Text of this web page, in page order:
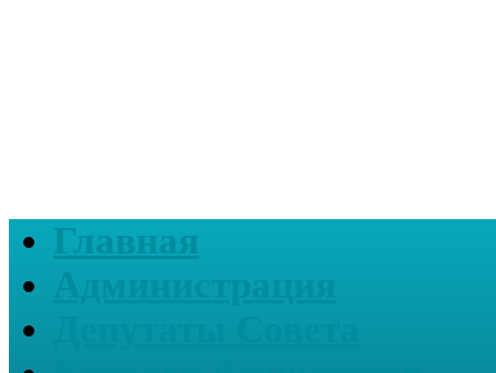
Главная